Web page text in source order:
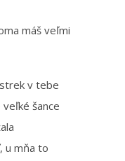
máš veľmi
v tebe
šance
u mňa to